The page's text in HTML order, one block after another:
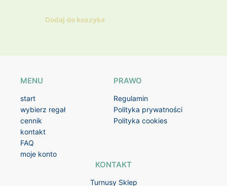
TALERZDodaj do koszyka
MENU
start
wybierz regał
cennik
kontakt
FAQ
moje konto
PRAWO
Regulamin
Polityka prywatności
Polityka cookies
KONTAKT
Turnusy Sklep